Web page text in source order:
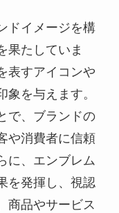
ドイメージを構
果たしていま
表すアイコンや
象を与えます。
で、ブランドの
や消費者に信頼
に、エンブレム
を発揮し、視認
商品やサービス